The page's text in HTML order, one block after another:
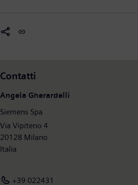
Contatti
Angela Gherardelli
Siemens Spa
Via Vipiteno 4
20128 Milano
Italia
+39 022431